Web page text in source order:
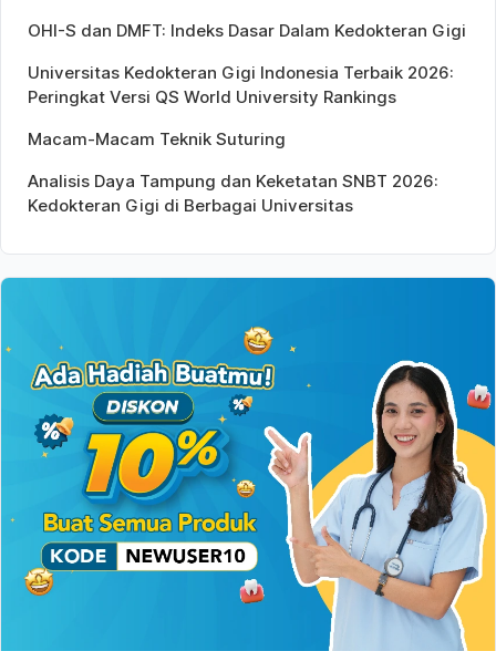
OHI-S dan DMFT: Indeks Dasar Dalam Kedokteran Gigi
Universitas Kedokteran Gigi Indonesia Terbaik 2026:
Peringkat Versi QS World University Rankings
Macam-Macam Teknik Suturing
Analisis Daya Tampung dan Keketatan SNBT 2026:
Kedokteran Gigi di Berbagai Universitas